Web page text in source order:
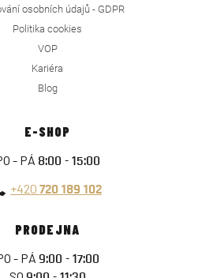
osobních údajů - GDPR
Politika cookies
VOP
Kariéra
Blog
E-SHOP
- PÁ 8:00 - 15:00
+420 720 189 102
PRODEJNA
- PÁ 9:00 - 17:00